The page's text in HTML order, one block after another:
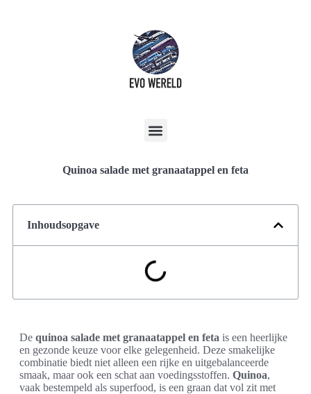
Quinoa salade met granaatappel en feta
Inhoudsopgave
De quinoa salade met granaatappel en feta is een heerlijke
en gezonde keuze voor elke gelegenheid. Deze smakelijke
combinatie biedt niet alleen een rijke en uitgebalanceerde
smaak, maar ook een schat aan voedingsstoffen. Quinoa,
vaak bestempeld als superfood, is een graan dat vol zit met